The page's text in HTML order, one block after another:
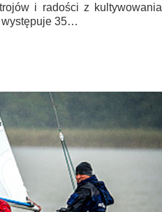
i radości z kultywowania
występuje 35…